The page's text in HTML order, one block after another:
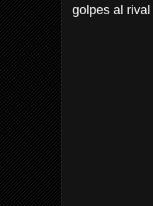
golpes al